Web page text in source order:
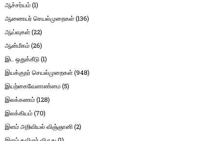
ஆச்சர்யம்(1)
ஆணையர் செயல்முறைகள்(136)
ஆய்வுகள்(22)
ஆன்மீகம்(26)
இட ஒதுக்கீடு(1)
இயக்குநர் செயல்முறைகள்(948)
இயற்கைவேளாண்மை(5)
இலக்கணம்(128)
இலக்கியம்(70)
இளம் அறிவியல் விஞ்ஞானி(2)